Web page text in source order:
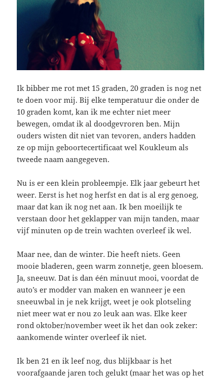
Ik bibber me rot met 15 graden, 20 graden is nog net
te doen voor mij. Bij elke temperatuur die onder de
10 graden komt, kan ik me echter niet meer
bewegen, omdat ik al doodgevroren ben. Mijn
ouders wisten dit niet van tevoren, anders hadden
ze op mijn geboortecertificaat wel Koukleum als
tweede naam aangegeven.
Nu is er een klein probleempje. Elk jaar gebeurt het
weer. Eerst is het nog herfst en dat is al erg genoeg,
maar dat kan ik nog net aan. Ik ben moeilijk te
verstaan door het geklapper van mijn tanden, maar
vijf minuten op de trein wachten overleef ik wel.
Maar nee, dan de winter. Die heeft niets. Geen
mooie bladeren, geen warm zonnetje, geen bloesem.
Ja, sneeuw. Dat is dan één minuut mooi, voordat de
auto’s er modder van maken en wanneer je een
sneeuwbal in je nek krijgt, weet je ook plotseling
niet meer wat er nou zo leuk aan was. Elke keer
rond oktober/november weet ik het dan ook zeker:
aankomende winter overleef ik niet.
Ik ben 21 en ik leef nog, dus blijkbaar is het
voorafgaande jaren toch gelukt (maar het was op het